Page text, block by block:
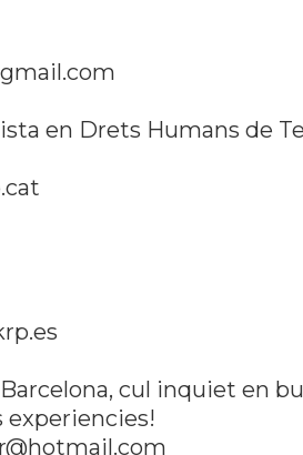
en Drets Humans de
cul inquiet en
experiencies!